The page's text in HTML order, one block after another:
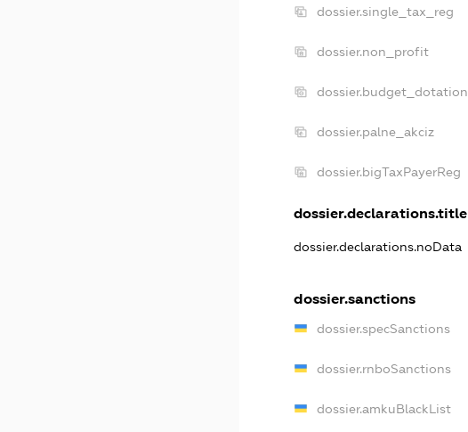
dossier.single_tax_reg
dossier.non_profit
dossier.budget_dotation
dossier.palne_akciz
dossier.bigTaxPayerReg
dossier.declarations.title
dossier.declarations.noData
dossier.sanctions
dossier.specSanctions
dossier.rnboSanctions
dossier.amkuBlackList